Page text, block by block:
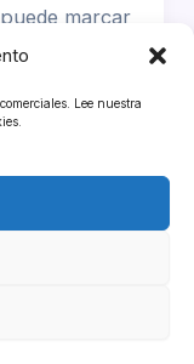
Lee nuestra
marcar
y